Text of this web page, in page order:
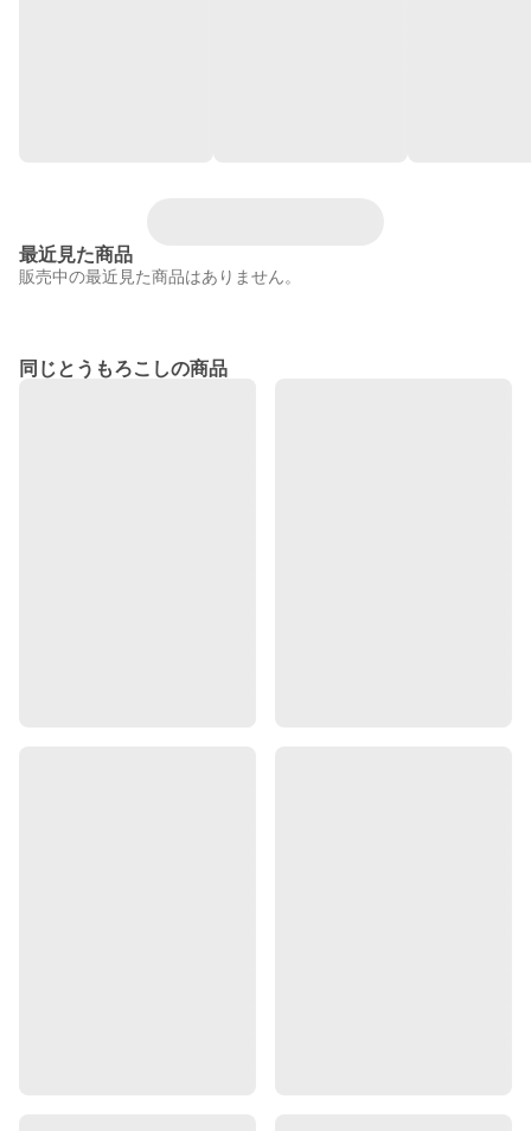
最近見た商品
販売中の最近見た商品はありません。
同じとうもろこしの商品